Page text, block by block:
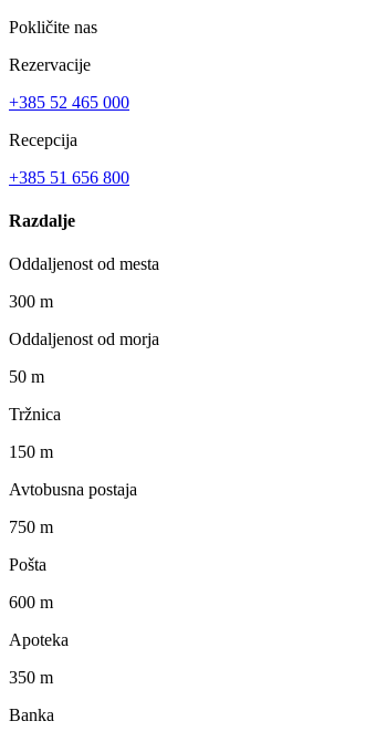
Pokličite nas
Rezervacije
+385 52 465 000
Recepcija
+385 51 656 800
Razdalje
Oddaljenost od mesta
300 m
Oddaljenost od morja
50 m
Tržnica
150 m
Avtobusna postaja
750 m
Pošta
600 m
Apoteka
350 m
Banka